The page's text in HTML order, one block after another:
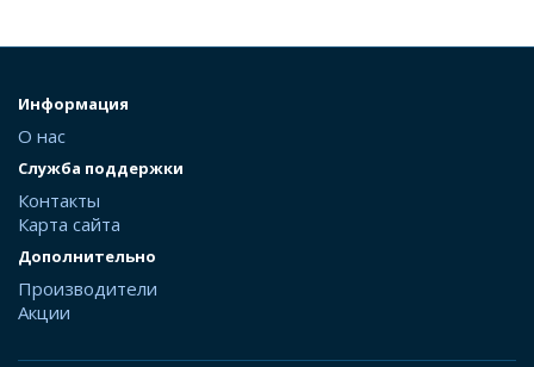
Информация
О нас
Служба поддержки
Контакты
Карта сайта
Дополнительно
Производители
Акции